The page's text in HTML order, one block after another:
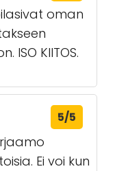
oman
ISO KIITOS.
5/5
Ei voi kun